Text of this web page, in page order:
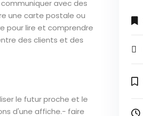
avec des
une carte postale ou
pour lire et comprendre
des clients et des
le futur proche et le
d'une affiche.- faire